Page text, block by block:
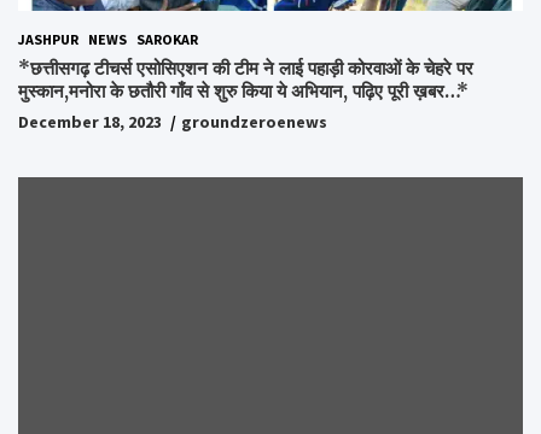
JASHPUR NEWS SAROKAR
*छत्तीसगढ़ टीचर्स एसोसिएशन की टीम ने लाई पहाड़ी कोरवाओं के चेहरे पर
मुस्कान,मनोरा के छतौरी गाँव से शुरु किया ये अभियान, पढ़िए पूरी ख़बर…*
December 18, 2023 groundzeroenews